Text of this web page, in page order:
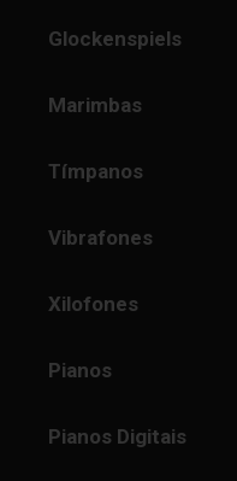
Glockenspiels
Marimbas
Tímpanos
Vibrafones
Xilofones
Pianos
Pianos Digitais